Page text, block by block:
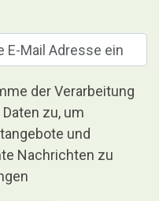
der Verarbeitung
zu, um
und
Nachrichten zu